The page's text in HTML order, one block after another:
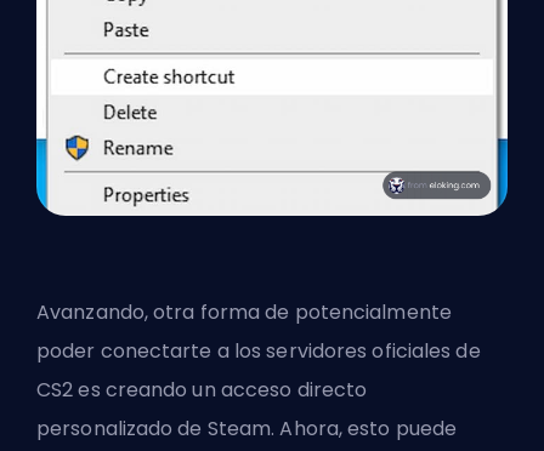
Avanzando, otra forma de potencialmente
poder conectarte a los servidores oficiales de
CS2 es creando un acceso directo
personalizado de Steam. Ahora, esto puede